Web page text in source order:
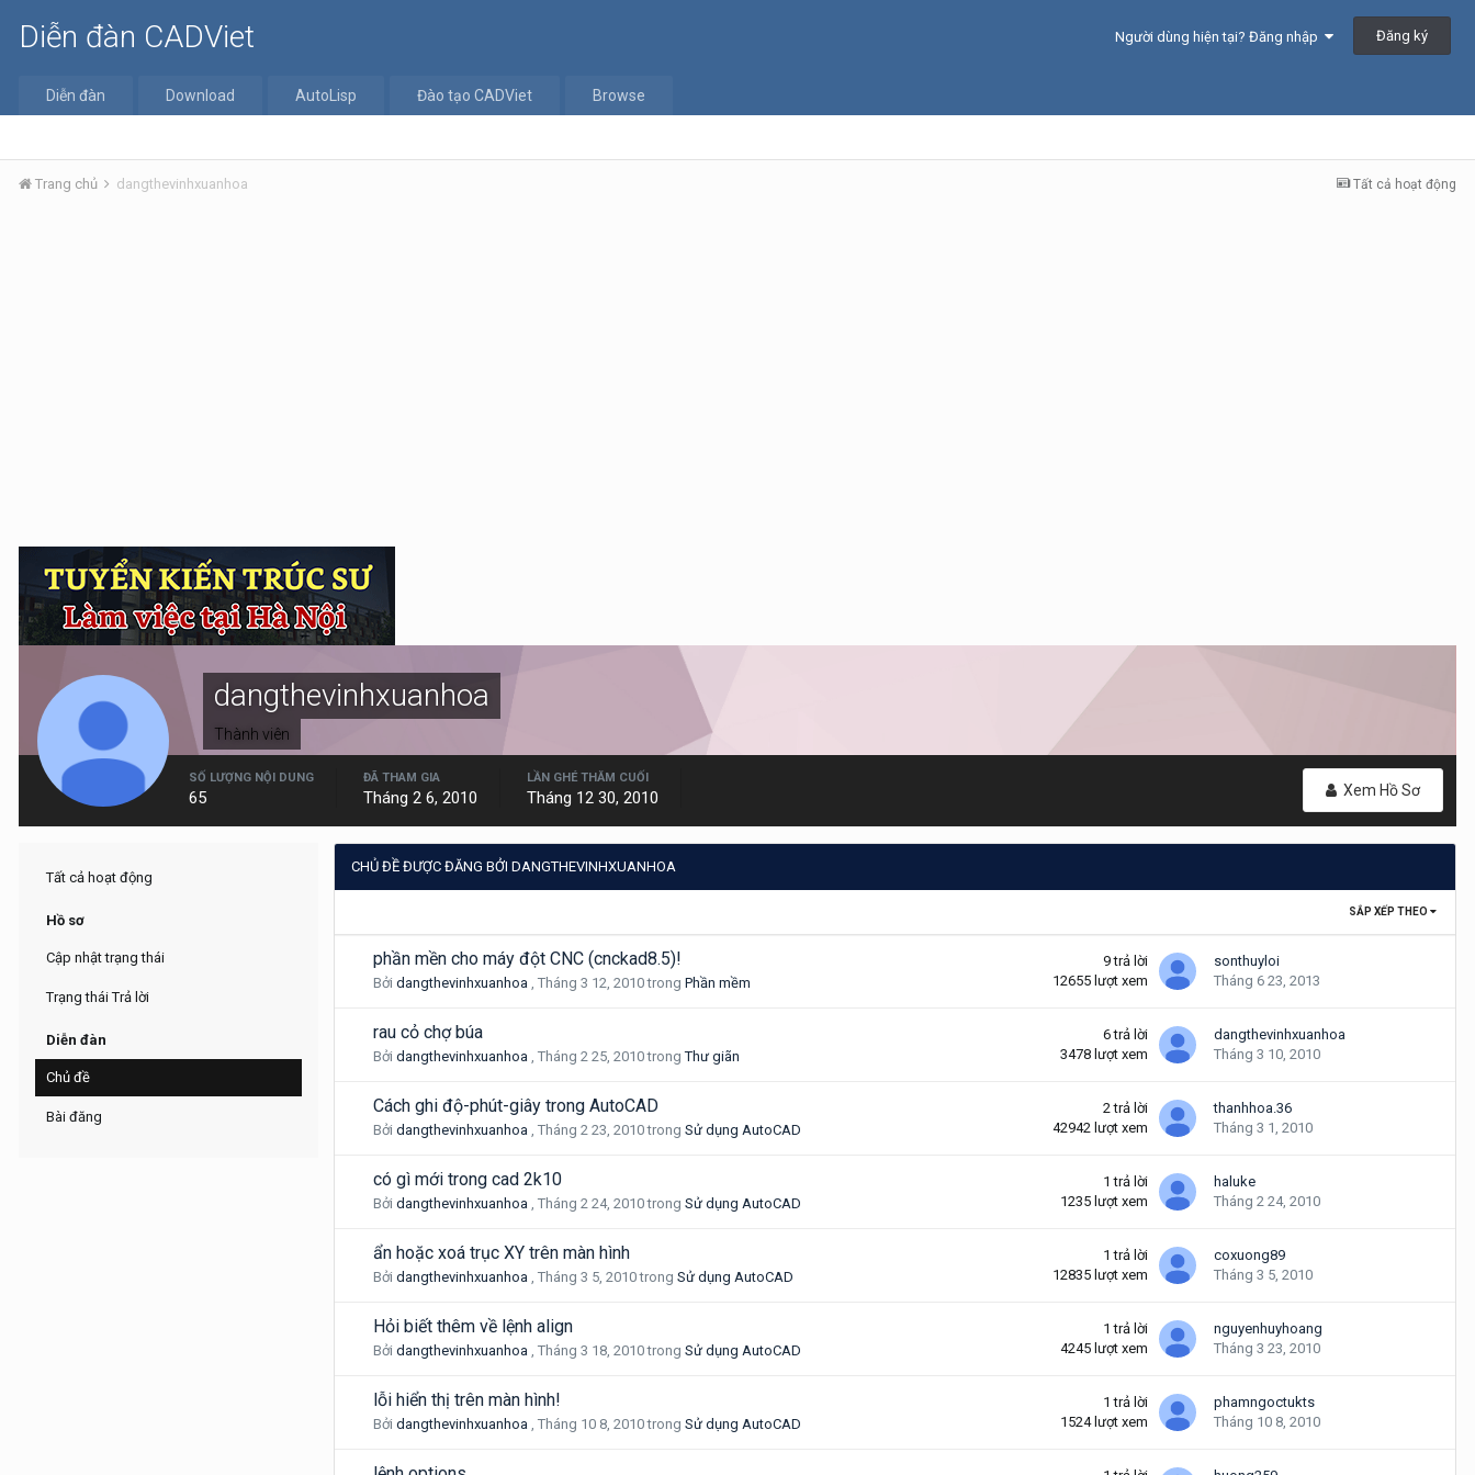
Diễn đàn CADViet Người dùng hiện tại? Đăng nhập Đăng ký
Diễn đàn Download AutoLisp Đào tạo CADViet Browse
Tất cả hoạt động
Trang chủ dangthevinhxuanhoa
dangthevinhxuanhoa
Thành viên
Xem Hồ Sơ
SỐ LƯỢNG NỘI DUNG
65
ĐÃ THAM GIA
Tháng 2 6, 2010
LẦN GHÉ THĂM CUỐI
Tháng 12 30, 2010
Tất cả hoạt động
Hồ sơ
Cập nhật trạng thái
Trạng thái Trả lời
Diễn đàn
Chủ đề
Bài đăng
CHỦ ĐỀ ĐƯỢC ĐĂNG BỞI DANGTHEVINHXUANHOA
SẮP XẾP THEO
phần mền cho máy đột CNC (cnckad8.5)!
Bởi dangthevinhxuanhoa , Tháng 3 12, 2010trong Phần mềm
9 trả lời
12655 lượt xem
sonthuyloi
Tháng 6 23, 2013
rau cỏ chợ búa
Bởi dangthevinhxuanhoa , Tháng 2 25, 2010trongThư giãn
6 trả lời
3478 lượt xem
dangthevinhxuanhoa
Tháng 3 10, 2010
Cách ghi độ-phút-giây trong AutoCAD
Bởi dangthevinhxuanhoa , Tháng 2 23, 2010trong Sử dụng AutoCAD
2 trả lời
42942 lượt xem
thanhhoa.36
Tháng 3 1, 2010
có gì mới trong cad 2k10
Bởi dangthevinhxuanhoa , Tháng 2 24, 2010trong Sử dụng AutoCAD
1 trả lời
1235 lượt xem
haluke
Tháng 2 24, 2010
ẩn hoặc xoá trục XY trên màn hình
Bởi dangthevinhxuanhoa , Tháng 3 5, 2010trong Sử dụng AutoCAD
1 trả lời
12835 lượt xem
coxuong89
Tháng 3 5, 2010
Hỏi biết thêm về lệnh align
Bởi dangthevinhxuanhoa , Tháng 3 18, 2010trong Sử dụng AutoCAD
1 trả lời
4245 lượt xem
nguyenhuyhoang
Tháng 3 23, 2010
lỗi hiển thị trên màn hình!
Bởi dangthevinhxuanhoa , Tháng 10 8, 2010trong Sử dụng AutoCAD
1 trả lời
1524 lượt xem
phamngoctukts
Tháng 10 8, 2010